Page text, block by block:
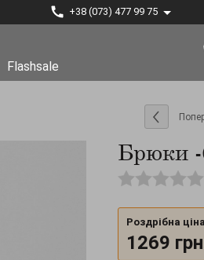
+38 (073) 477 99 75
Flashsale
Брюки -
Роздрібна
1269